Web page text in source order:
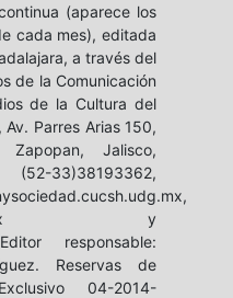
(aparece los
cada mes), editada
a través del
de la Comunicación
de la Cultura del
Av. Parres Arias 150,
Jalisco,
33)38193362,
y
responsable:
Reservas de
04-2014-